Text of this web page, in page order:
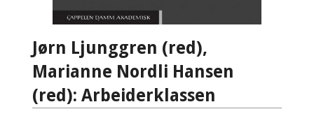
Jørn Ljunggren (red),
Marianne Nordli Hansen
(red): Arbeiderklassen